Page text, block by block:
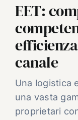
VIDEO
EVENTI
CHI SIAMO
EET:
canale
Una logistica
una vasta
proprietari